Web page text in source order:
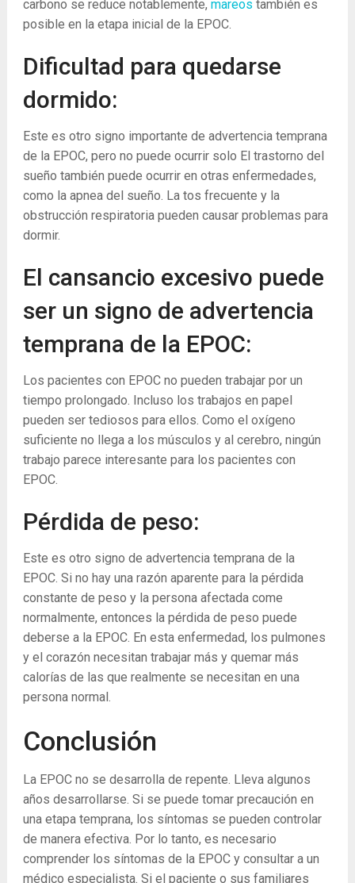
carbono se reduce notablemente, mareos también es
posible en la etapa inicial de la EPOC.
Dificultad para quedarse
dormido:
Este es otro signo importante de advertencia temprana
de la EPOC, pero no puede ocurrir solo El trastorno del
sueño también puede ocurrir en otras enfermedades,
como la apnea del sueño. La tos frecuente y la
obstrucción respiratoria pueden causar problemas para
dormir.
El cansancio excesivo puede
ser un signo de advertencia
temprana de la EPOC:
Los pacientes con EPOC no pueden trabajar por un
tiempo prolongado. Incluso los trabajos en papel
pueden ser tediosos para ellos. Como el oxígeno
suficiente no llega a los músculos y al cerebro, ningún
trabajo parece interesante para los pacientes con
EPOC.
Pérdida de peso:
Este es otro signo de advertencia temprana de la
EPOC. Si no hay una razón aparente para la pérdida
constante de peso y la persona afectada come
normalmente, entonces la pérdida de peso puede
deberse a la EPOC. En esta enfermedad, los pulmones
y el corazón necesitan trabajar más y quemar más
calorías de las que realmente se necesitan en una
persona normal.
Conclusión
La EPOC no se desarrolla de repente. Lleva algunos
años desarrollarse. Si se puede tomar precaución en
una etapa temprana, los síntomas se pueden controlar
de manera efectiva. Por lo tanto, es necesario
comprender los síntomas de la EPOC y consultar a un
médico especialista. Si el paciente o sus familiares